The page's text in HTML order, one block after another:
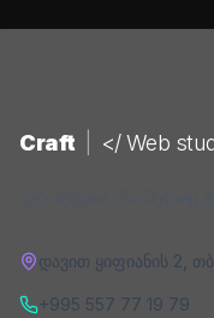
Craft </ Web
დავით ყიფიანის 2
+995 557 77 19 79